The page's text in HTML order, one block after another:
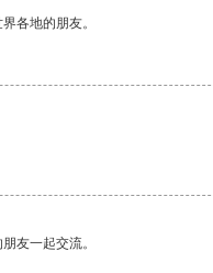
各地的朋友。
友一起交流。